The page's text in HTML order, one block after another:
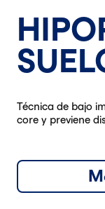
Técnica de bajo
core y previene